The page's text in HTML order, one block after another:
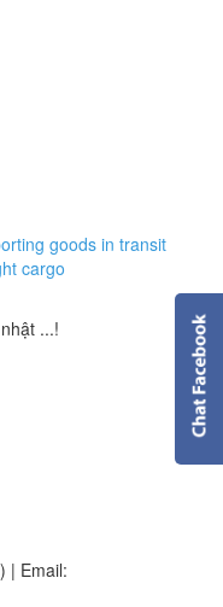
goods in transit
cargo
...!
| Email: